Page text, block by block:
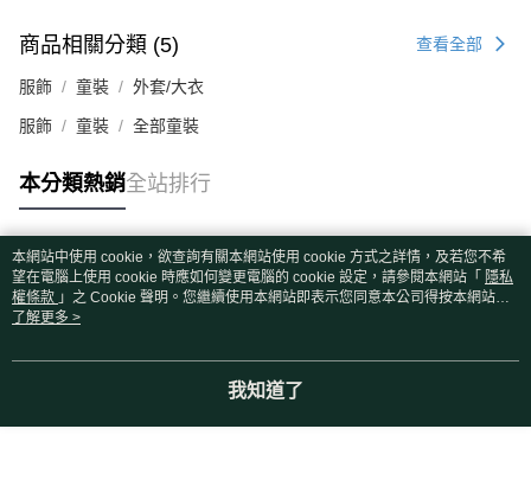
商品相關分類 (5) 查看全部
服飾 童裝 外套/大衣
服飾 童裝 全部童裝
本分類熱銷全站排行
熱門標籤
本網站中使用 cookie，欲查詢有關本網站使用 cookie 方式之詳情，及若您不希
望在電腦上使用 cookie 時應如何變更電腦的 cookie 設定，請參閱本網站「 隱私
權條款 」之 Cookie 聲明。您繼續使用本網站即表示您同意本公司得按本網站使
用條款之 Cookie 聲明使用 cookie。
了解更多 >
我知道了